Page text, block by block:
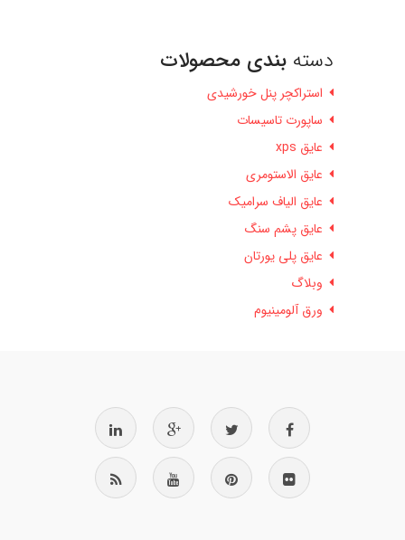
دسته بندی محصولات
استراکچر پنل خورشیدی
ساپورت تاسیسات
عایق xps
عایق الاستومری
عایق الیاف سرامیک
عایق پشم سنگ
عایق پلی یورتان
وبلاگ
ورق آلومینیوم